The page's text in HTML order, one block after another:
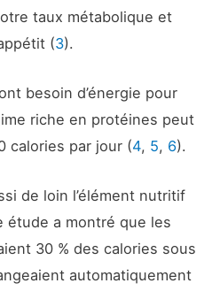
taux métabolique et
(3).
besoin d’énergie pour
riche en protéines peut
calories par jour (4, 5, 6).
de loin l’élément nutritif
étude a montré que les
30 % des calories sous
automatiquement